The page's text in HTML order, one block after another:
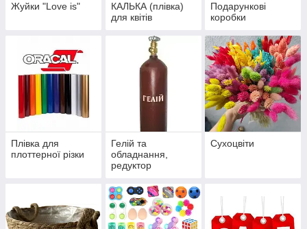
Жуйки "Love is"
КАЛЬКА (плівка)
для квітів
Подарункові
коробки
Плівка для
плоттерної різки
Гелій та
обладнання,
редуктор
Сухоцвіти